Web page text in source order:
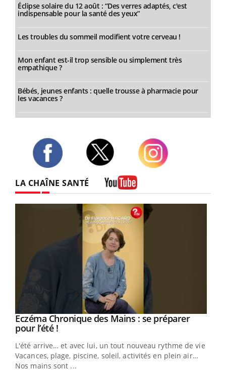
Éclipse solaire du 12 août : “Des verres adaptés, c'est
indispensable pour la santé des yeux”
Les troubles du sommeil modifient votre cerveau !
Mon enfant est-il trop sensible ou simplement très
empathique ?
Bébés, jeunes enfants : quelle trousse à pharmacie pour
les vacances ?
LA CHAÎNE SANTÉ
Youtube
Eczéma Chronique des Mains : se préparer
pour l’été !Youtube
L'été arrive… et avec lui, un tout nouveau rythme de vie !
Vacances, plage, piscine, soleil, activités en plein air…
Nos mains sont ...